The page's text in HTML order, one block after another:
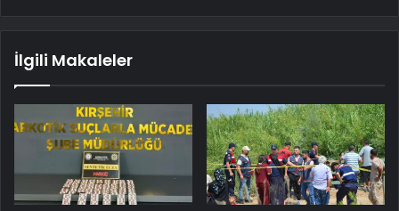
İlgili Makaleler